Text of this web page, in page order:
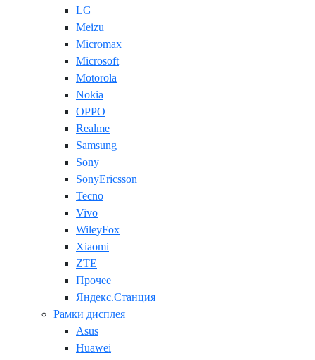
LG
Meizu
Micromax
Microsoft
Motorola
Nokia
OPPO
Realme
Samsung
Sony
SonyEricsson
Tecno
Vivo
WileyFox
Xiaomi
ZTE
Прочее
Яндекс.Станция
Рамки дисплея
Asus
Huawei